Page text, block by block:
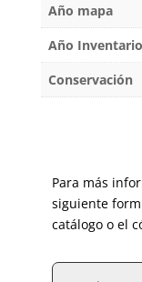
Año mapa
Año Inventario
Conservación
Para más
siguiente
catálogo o el